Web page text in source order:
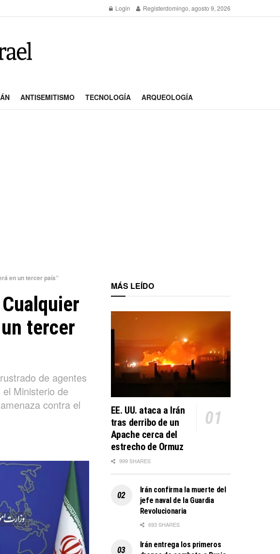
Login Registerdomingo, agosto 9, 2026
ANTISEMITISMO TECNOLOGÍA ARQUEOLOGÍA
en un tercer país”
tercer
de agentes
Ministerio de
contra el
MÁS LEÍDO
EE. UU. ataca a Irán
tras derribo de un
Apache cerca del
estrecho de Ormuz
999 SHARES
Irán confirma la muerte del
jefe naval de la Guardia
Revolucionaria
693 SHARES
Irán entrega los primeros